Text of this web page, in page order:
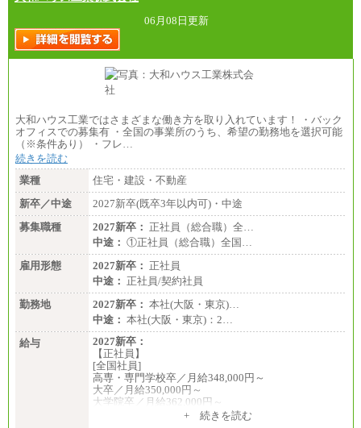
06月08日更新
大和ハウス工業ではさまざまな働き方を取り入れています！ ・バック
オフィスでの募集有 ・全国の事業所のうち、希望の勤務地を選択可能
（※条件あり） ・フレ…
続きを読む
業種
住宅・建設・不動産
新卒／中途
2027新卒(既卒3年以内可)・中途
募集職種
2027新卒： 正社員（総合職）全…
中途： ①正社員（総合職）全国…
雇用形態
2027新卒： 正社員
中途： 正社員/契約社員
勤務地
2027新卒： 本社(大阪・東京)…
中途： 本社(大阪・東京)：2…
給与
2027新卒：
【正社員】
[全国社員]
高専・専門学校卒／月給348,000円～
大卒／月給350,000円～
大学院卒／月給362,000円～
[地域社員]月給295,000円～+ 続きを読む